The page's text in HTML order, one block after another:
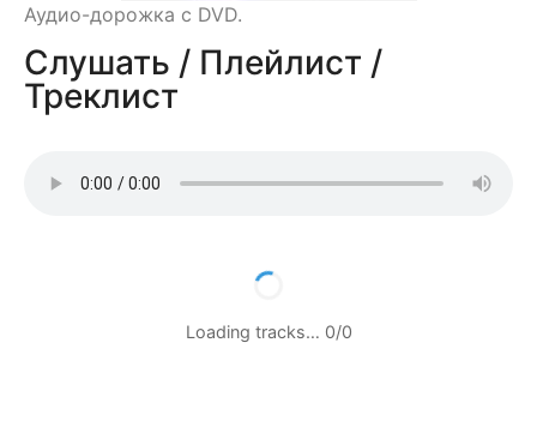
Аудио-дорожка с DVD.
Слушать / Плейлист /
Треклист
Loading tracks… 0/0